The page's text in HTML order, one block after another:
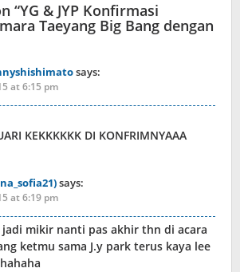
“YG & JYP Konfirmasi
Taeyang Big Bang dengan
says:
at 6:15 pm
KEKKKKKK DI KONFRIMNYAAA
says:
at 6:19 pm
mikir nanti pas akhir thn di acara
ketmu sama J.y park terus kaya lee